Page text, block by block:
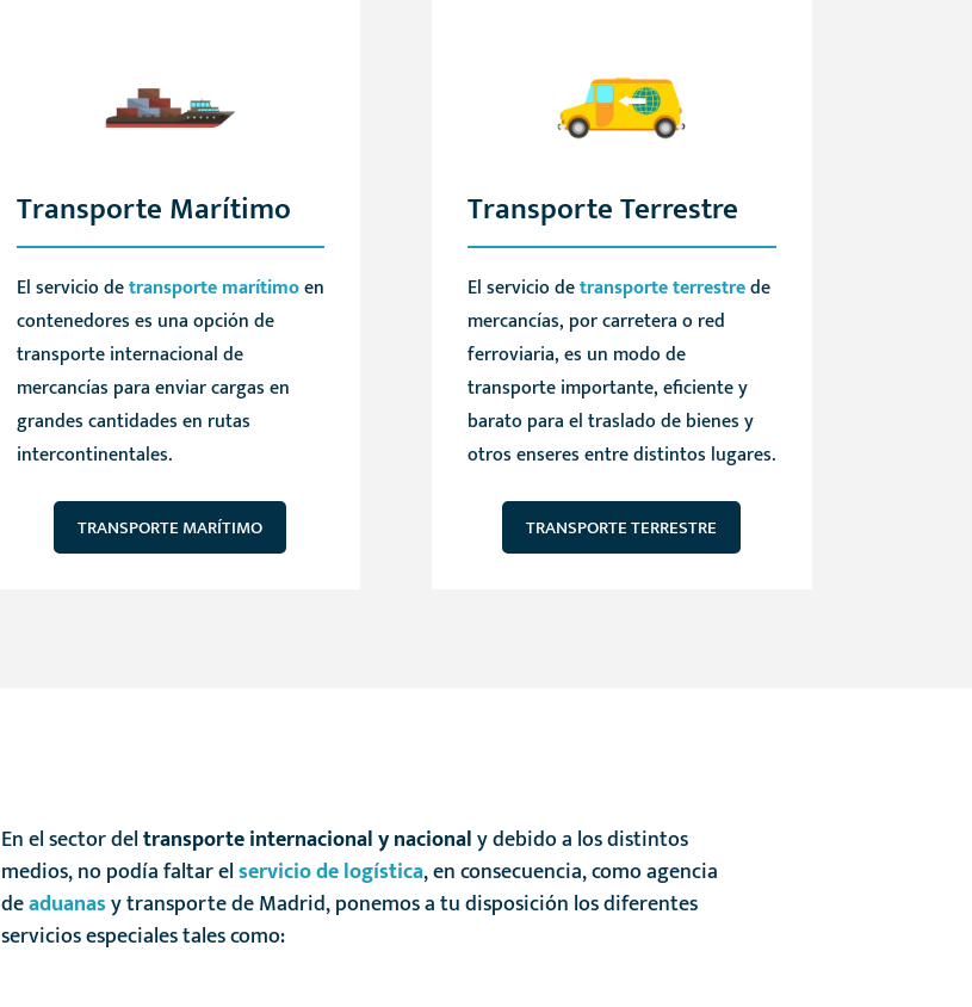
Transporte Marítimo
El servicio detransporte marítimoen
contenedores es una opción de
transporte internacional de
mercancías para enviar cargas en
grandes cantidades en rutas
intercontinentales.
TRANSPORTE MARÍTIMO
Transporte Terrestre
El servicio detransporte terrestrede
mercancías, por carretera o red
ferroviaria, es un modo de
transporte importante, eficiente y
barato para el traslado de bienes y
otros enseres entre distintos lugares.
TRANSPORTE TERRESTRE
En el sector deltransporte internacional y nacionaly debido a los distintos
medios, no podía faltar elservicio de logística, en consecuencia, como agencia
deaduanasy transporte de Madrid, ponemos a tu disposición los diferentes
servicios especiales tales como: